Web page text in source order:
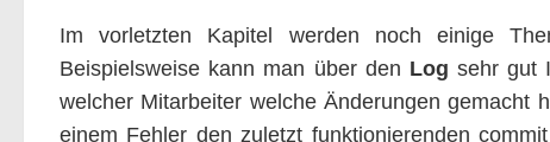
Im vorletzten Kapitel werden noch einige
Beispielsweise kann man über den Log sehr gut
welcher Mitarbeiter welche Änderungen gemacht
einem Fehler den zuletzt funktionierenden